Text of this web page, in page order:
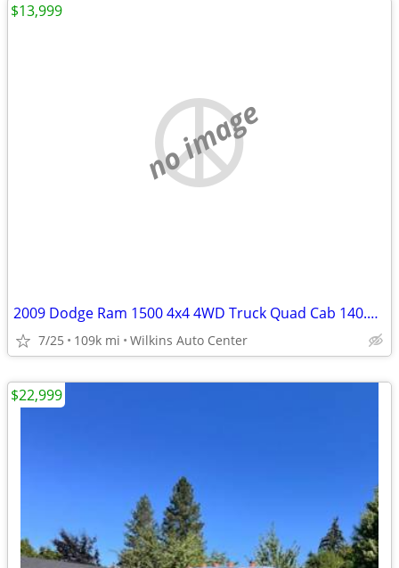
no image
2009 Dodge Ram 1500 4x4 4WD Truck Quad Cab 140.5 ST Crew Pickup
7/25 109k mi Wilkins Auto Center
$13,999
$22,999